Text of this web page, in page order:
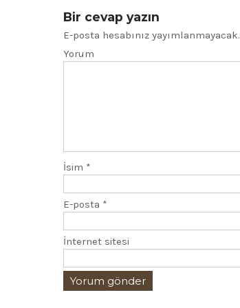
Bir cevap yazın
E-posta hesabınız yayımlanmayacak.
Yorum
İsim *
E-posta *
İnternet sitesi